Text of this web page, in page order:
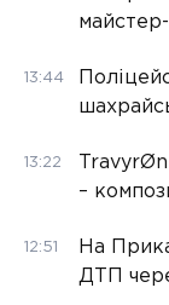
майстер-
13:44
13:22
–
12:51
На
ДТП